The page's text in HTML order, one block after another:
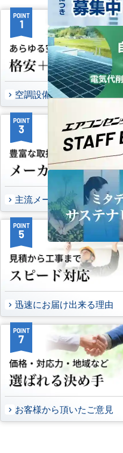
POINT
1
空調設備のご提案について
POINT
3
主流メーカーを全取扱可能
POINT
5
迅速にお届け出来る理由
POINT
7
お客様から頂いたご意見